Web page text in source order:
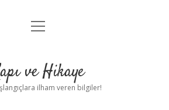
Anasayfa
Yasal Uyarı
menüyü
ve Hikaye
ilham veren bilgiler!